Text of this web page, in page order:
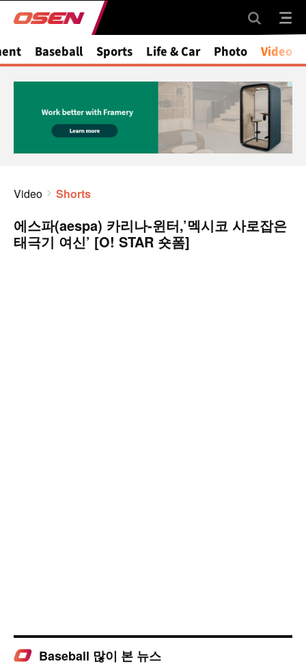
Baseball Sports Life & Car Photo Video
Video Shorts
에스파(aespa) 카리나-윈터,’멕시코 사로잡은
태극기 여신’ [O! STAR 숏폼]
Baseball 많이 본 뉴스